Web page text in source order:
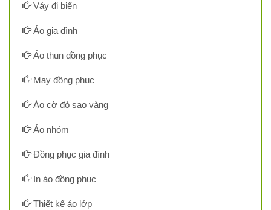
Váy đi biển
Áo gia đình
Áo thun đồng phục
May đồng phục
Áo cờ đỏ sao vàng
Áo nhóm
Đồng phục gia đình
In áo đồng phục
Thiết kế áo lớp